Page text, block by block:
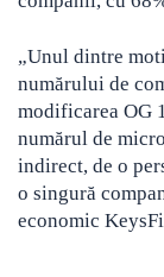
„Unul dintre
numărului de
modificarea OG
numărul de
indirect, de o
o singură
economic